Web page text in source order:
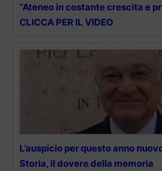
“Ateneo in costante crescita e
CLICCA PER IL VIDEO
L’auspicio per questo anno
Storia, il dovere della memoria